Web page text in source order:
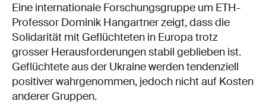
Eine internationale Forschungsgruppe um ETH-
Professor Dominik Hangartner zeigt, dass die
Solidarität mit Geflüchteten in Europa trotz
grosser Herausforderungen stabil geblieben ist.
Geflüchtete aus der Ukraine werden tendenziell
positiver wahrgenommen, jedoch nicht auf Kosten
anderer Gruppen.